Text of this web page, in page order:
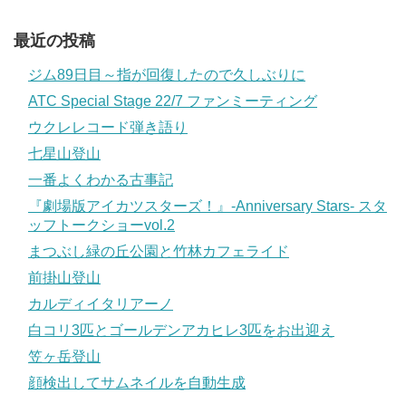
最近の投稿
ジム89日目～指が回復したので久しぶりに
ATC Special Stage 22/7 ファンミーティング
ウクレレコード弾き語り
七星山登山
一番よくわかる古事記
『劇場版アイカツスターズ！』-Anniversary Stars- スタ
ッフトークショーvol.2
まつぶし緑の丘公園と竹林カフェライド
前掛山登山
カルディイタリアーノ
白コリ3匹とゴールデンアカヒレ3匹をお出迎え
笠ヶ岳登山
顔検出してサムネイルを自動生成